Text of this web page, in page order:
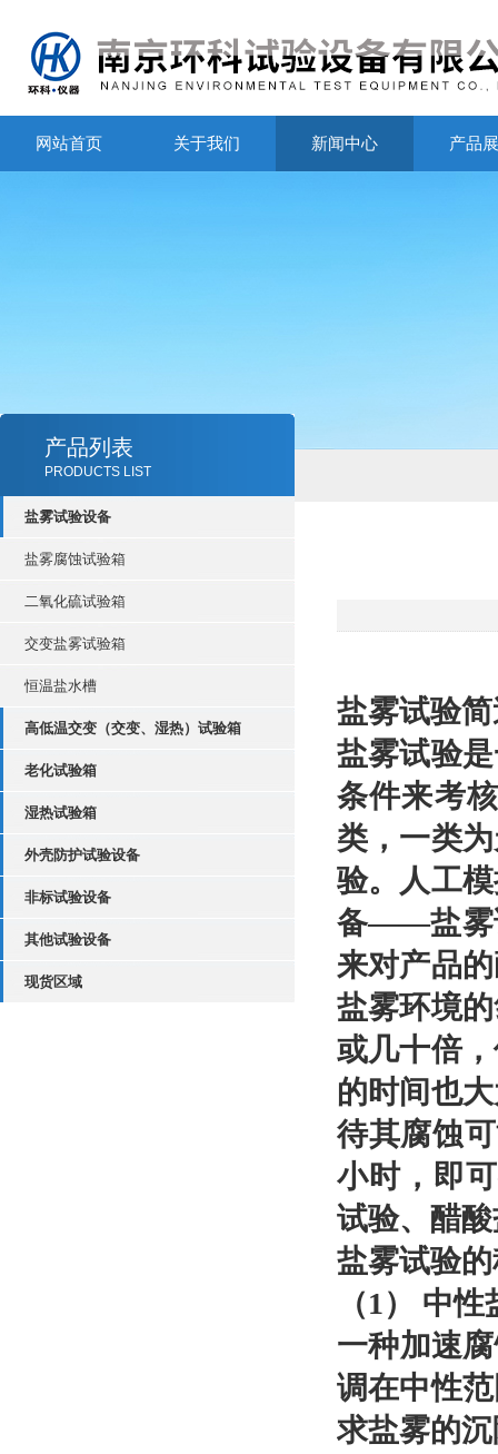
网站首页 关于我们 新闻中心 产品
产品列表
PRODUCTS LIST
盐雾试验设备
盐雾腐蚀试验箱
二氧化硫试验箱
交变盐雾试验箱
恒温盐水槽
高低温交变（交变、湿热）试验箱
老化试验箱
湿热试验箱
外壳防护试验设备
非标试验设备
其他试验设备
现货区域
盐雾试验
盐雾试验
条件来考
类，一类
验。人工
备——盐雾
来对产品
盐雾环境
或几十倍
的时间也
待其腐蚀
小时，即
试验、醋
盐雾试验
（1） 中
一种加速
调在中性
求盐雾的